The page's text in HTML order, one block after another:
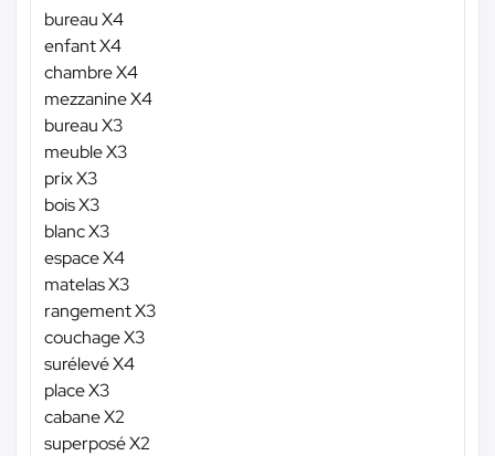
bureau X4
enfant X4
chambre X4
mezzanine X4
bureau X3
meuble X3
prix X3
bois X3
blanc X3
espace X4
matelas X3
rangement X3
couchage X3
surélevé X4
place X3
cabane X2
superposé X2